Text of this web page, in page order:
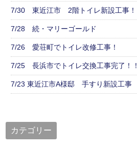
7/30 東近江市 2階トイレ新設工事！
7/28 続・マリーゴールド
7/26 愛荘町でトイレ改修工事！
7/25 長浜市でトイレ交換工事完了！！
7/23 東近江市A様邸 手すり新設工事
カテゴリー